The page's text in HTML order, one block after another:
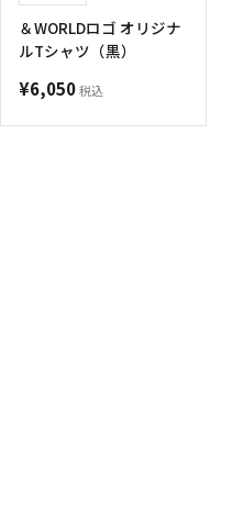
＆WORLDロゴ オリジナ
ルTシャツ（黒）
¥6,050税込